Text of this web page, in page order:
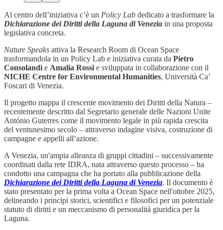
Al centro dell’iniziativa c’è un Policy Lab dedicato a trasformare la
Dichiarazione dei Diritti della Laguna di Venezia in una proposta
legislativa concreta.
Nature Speaks attiva la Research Room di Ocean Space
trasformandola in un Policy Lab e iniziativa curata da Pietro
Consolandi e Amalia Rossi e sviluppata in collaborazione con il
NICHE Centre for Environmental Humanities, Università Ca’
Foscari di Venezia.
Il progetto mappa il crescente movimento dei Diritti della Natura –
recentemente descritto dal Segretario generale delle Nazioni Unite
António Guterres come il movimento legale in più rapida crescita
del ventunesimo secolo – attraverso indagine visiva, costruzione di
campagne e appelli all’azione.
A Venezia, un'ampia alleanza di gruppi cittadini – successivamente
coordinati dalla rete IDRA, nata attraverso questo processo – ha
condotto una campagna che ha portato alla pubblicazione della
Dichiarazione dei Diritti della Laguna di Venezia. Il documento è
stato presentato per la prima volta a Ocean Space nell'ottobre 2025,
delineando i principi storici, scientifici e filosofici per un potenziale
statuto di diritti e un meccanismo di personalità giuridica per la
Laguna.